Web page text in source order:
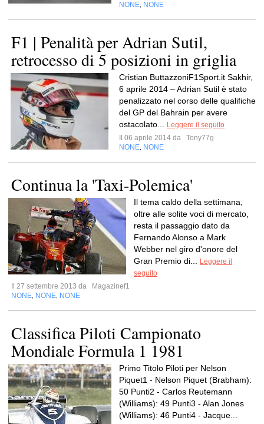
NONE NONE
F1 | Penalità per Adrian Sutil,
retrocesso di 5 posizioni in griglia
Cristian ButtazzoniF1Sport.it Sakhir,
6 aprile 2014 – Adrian Sutil è stato
penalizzato nel corso delle qualifiche
del GP del Bahrain per avere
ostacolato...
Leggere il seguito
Il 06 aprile 2014 da
Tony77g
NONE NONE
Continua la 'Taxi-Polemica'
Il tema caldo della settimana,
oltre alle solite voci di mercato,
resta il passaggio dato da
Fernando Alonso a Mark
Webber nel giro d'onore del
Gran Premio di...
Leggere il
seguito
Il 27 settembre 2013 da
Magazinef1
NONE NONE NONE
Classifica Piloti Campionato
Mondiale Formula 1 1981
Primo Titolo Piloti per Nelson
Piquet1 - Nelson Piquet (Brabham):
50 Punti2 - Carlos Reutemann
(Williams): 49 Punti3 - Alan Jones
(Williams): 46 Punti4 - Jacque...